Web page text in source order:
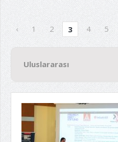
‹ 1 2 3 4 5
Uluslararası